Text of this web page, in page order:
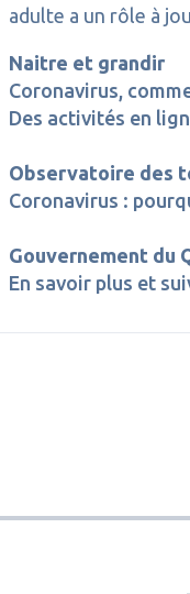
adulte a un rôle à
Naitre et grandir
Coronavirus,
Des activités en
Observatoire des
Coronavirus :
Gouvernement du
En savoir plus et